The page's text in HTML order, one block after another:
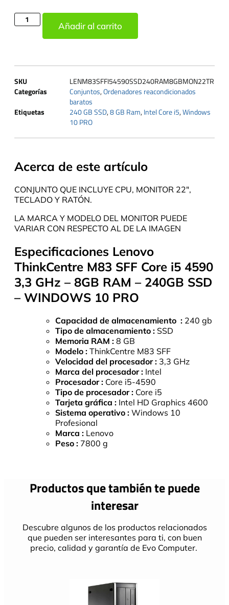
Añadir al carrito
SKU
LENM83SFFI54590SSD240RAM8GBMON22TR
Categorías
Conjuntos,Ordenadores reacondicionados
baratos
Etiquetas
240 GB SSD,8 GB Ram,Intel Core i5,Windows
10 PRO
Acerca de este artículo
CONJUNTO QUE INCLUYE CPU, MONITOR 22″,
TECLADO Y RATÓN.
LA MARCA Y MODELO DEL MONITOR PUEDE
VARIAR CON RESPECTO AL DE LA IMAGEN
Especificaciones Lenovo
ThinkCentre M83 SFF Core i5 4590
3,3 GHz – 8GB RAM – 240GB SSD
– WINDOWS 10 PRO
Capacidad de almacenamiento : 240 gb
Tipo de almacenamiento : SSD
Memoria RAM : 8 GB
Modelo : ThinkCentre M83 SFF
Velocidad del procesador : 3,3 GHz
Marca del procesador : Intel
Procesador : Core i5-4590
Tipo de procesador : Core i5
Tarjeta gráfica : Intel HD Graphics 4600
Sistema operativo : Windows 10
Profesional
Marca : Lenovo
Peso : 7800 g
Productos que también te puede
interesar
Descubre algunos de los productos relacionados
que pueden ser interesantes para ti, con buen
precio, calidad y garantía de Evo Computer.